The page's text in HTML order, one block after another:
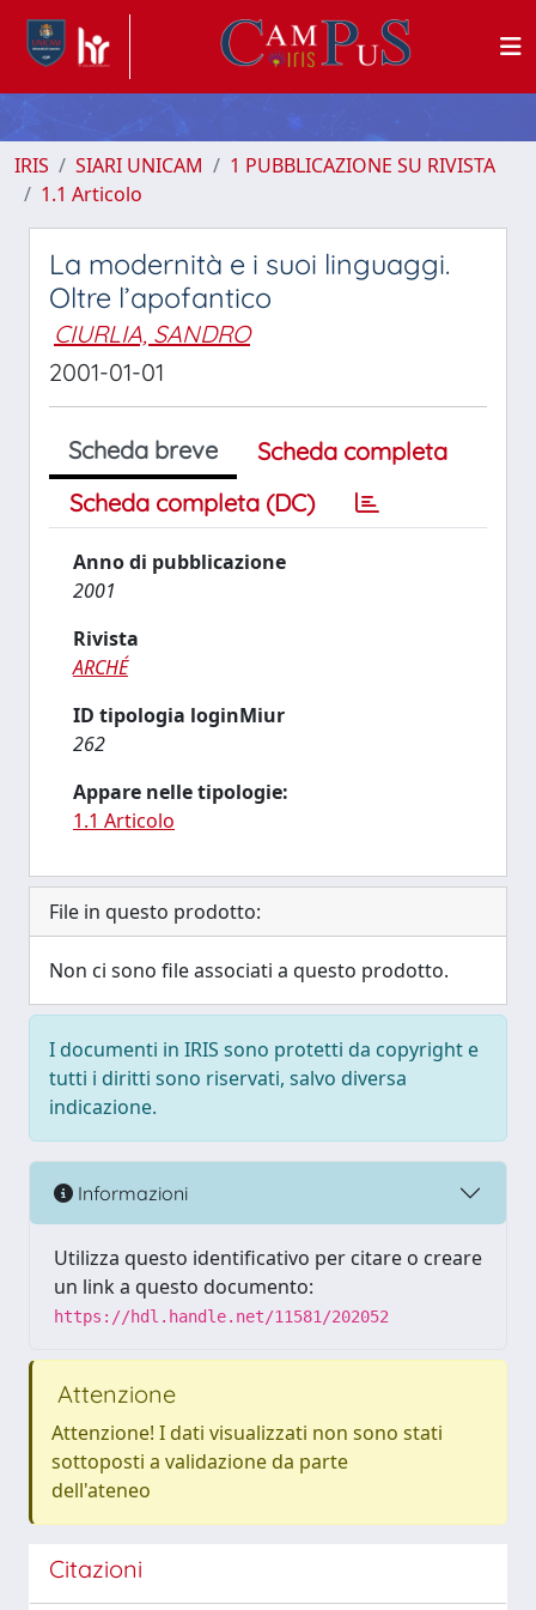
IRIS SIARI UNICAM
1 PUBBLICAZIONE SU RIVISTA
1.1 Articolo
La modernità e i suoi linguaggi.
Oltre l’apofantico
CIURLIA, SANDRO
2001-01-01
Scheda breve
Scheda completa
Scheda completa (DC)
Anno di pubblicazione
2001
Rivista
ARCHÉ
ID tipologia loginMiur
262
Appare nelle tipologie:
1.1 Articolo
File in questo prodotto:
Non ci sono file associati a questo prodotto.
I documenti in IRIS sono protetti da copyright e
tutti i diritti sono riservati, salvo diversa
indicazione.
Informazioni
Utilizza questo identificativo per citare o creare
un link a questo documento:
https://hdl.handle.net/11581/202052
Attenzione
Attenzione! I dati visualizzati non sono stati
sottoposti a validazione da parte
dell'ateneo
Citazioni